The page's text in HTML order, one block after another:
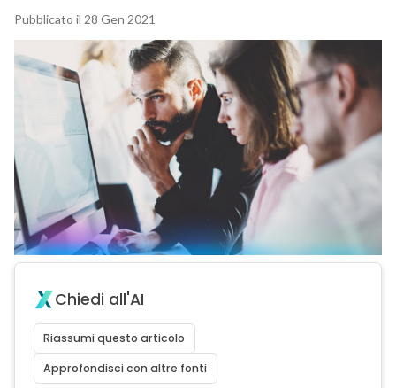
Pubblicato il 28 Gen 2021
Chiedi all'AI
Riassumi questo articolo
Approfondisci con altre fonti